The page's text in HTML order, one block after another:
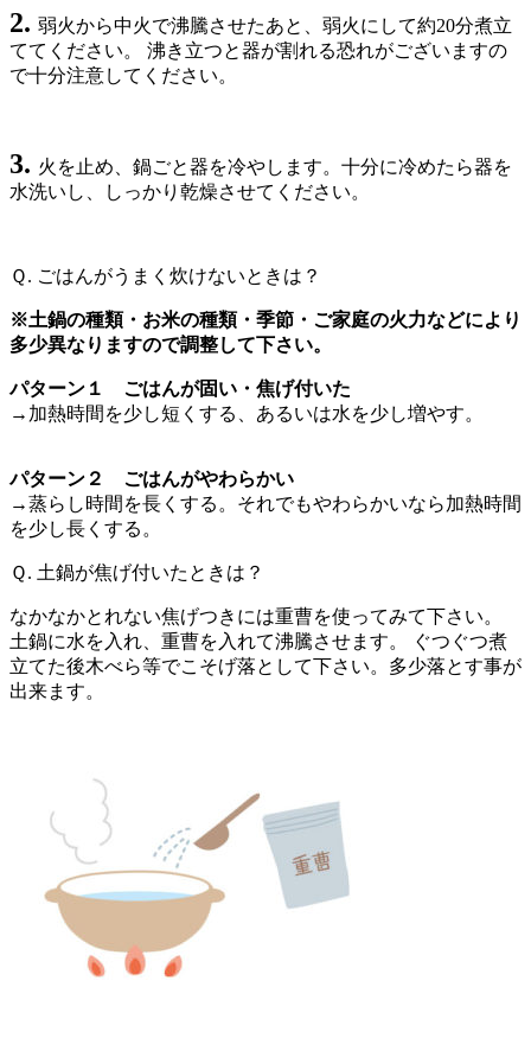
2. 弱火から中火で沸騰させたあと、弱火にして約20分煮立
ててください。 沸き立つと器が割れる恐れがございますの
で十分注意してください。
3. 火を止め、鍋ごと器を冷やします。十分に冷めたら器を
水洗いし、しっかり乾燥させてください。
Ｑ. ごはんがうまく炊けないときは？
※土鍋の種類・お米の種類・季節・ご家庭の火力などにより
多少異なりますので調整して下さい。
パターン１ ごはんが固い・焦げ付いた
→加熱時間を少し短くする、あるいは水を少し増やす。
パターン２ ごはんがやわらかい
→蒸らし時間を長くする。それでもやわらかいなら加熱時間
を少し長くする。
Ｑ. 土鍋が焦げ付いたときは？
なかなかとれない焦げつきには重曹を使ってみて下さい。
土鍋に水を入れ、重曹を入れて沸騰させます。 ぐつぐつ煮
立てた後木べら等でこそげ落として下さい。多少落とす事が
出来ます。